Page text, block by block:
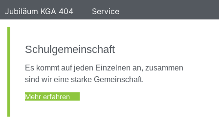
Jubiläum KGA 404
Service
Schulgemeinschaft
Es kommt auf jeden Einzelnen an, zusammen
sind wir eine starke Gemeinschaft.
Mehr erfahren